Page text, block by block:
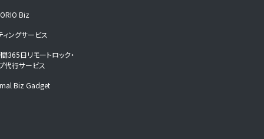
Biz
ィングサービス
365日リモートロック・
代行サービス
Biz Gadget